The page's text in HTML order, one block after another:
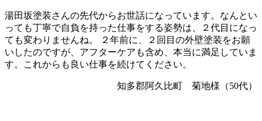
湯田坂塗装さんの先代からお世話になっています。なんとい
っても丁寧で自負を持った仕事をする姿勢は、２代目になっ
ても変わりませんね。 ２年前に、２回目の外壁塗装をお願
いしたのですが、アフターケアも含め、本当に満足していま
す。これからも良い仕事を続けてください。
知多郡阿久比町 菊地様（50代）